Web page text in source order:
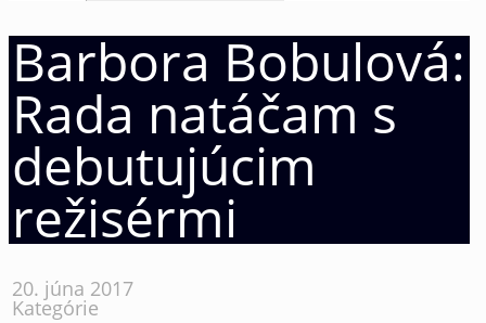
Barbora Bobulová:
Rada natáčam s
debutujúcim
režisérmi
20. júna 2017
Kategórie